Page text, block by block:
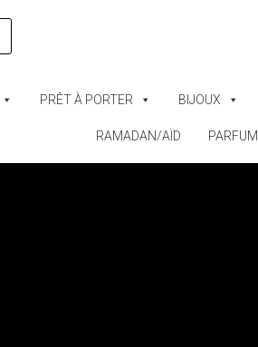
PRÊT À PORTER BIJOUX
RAMADAN/AÏD PARFUM